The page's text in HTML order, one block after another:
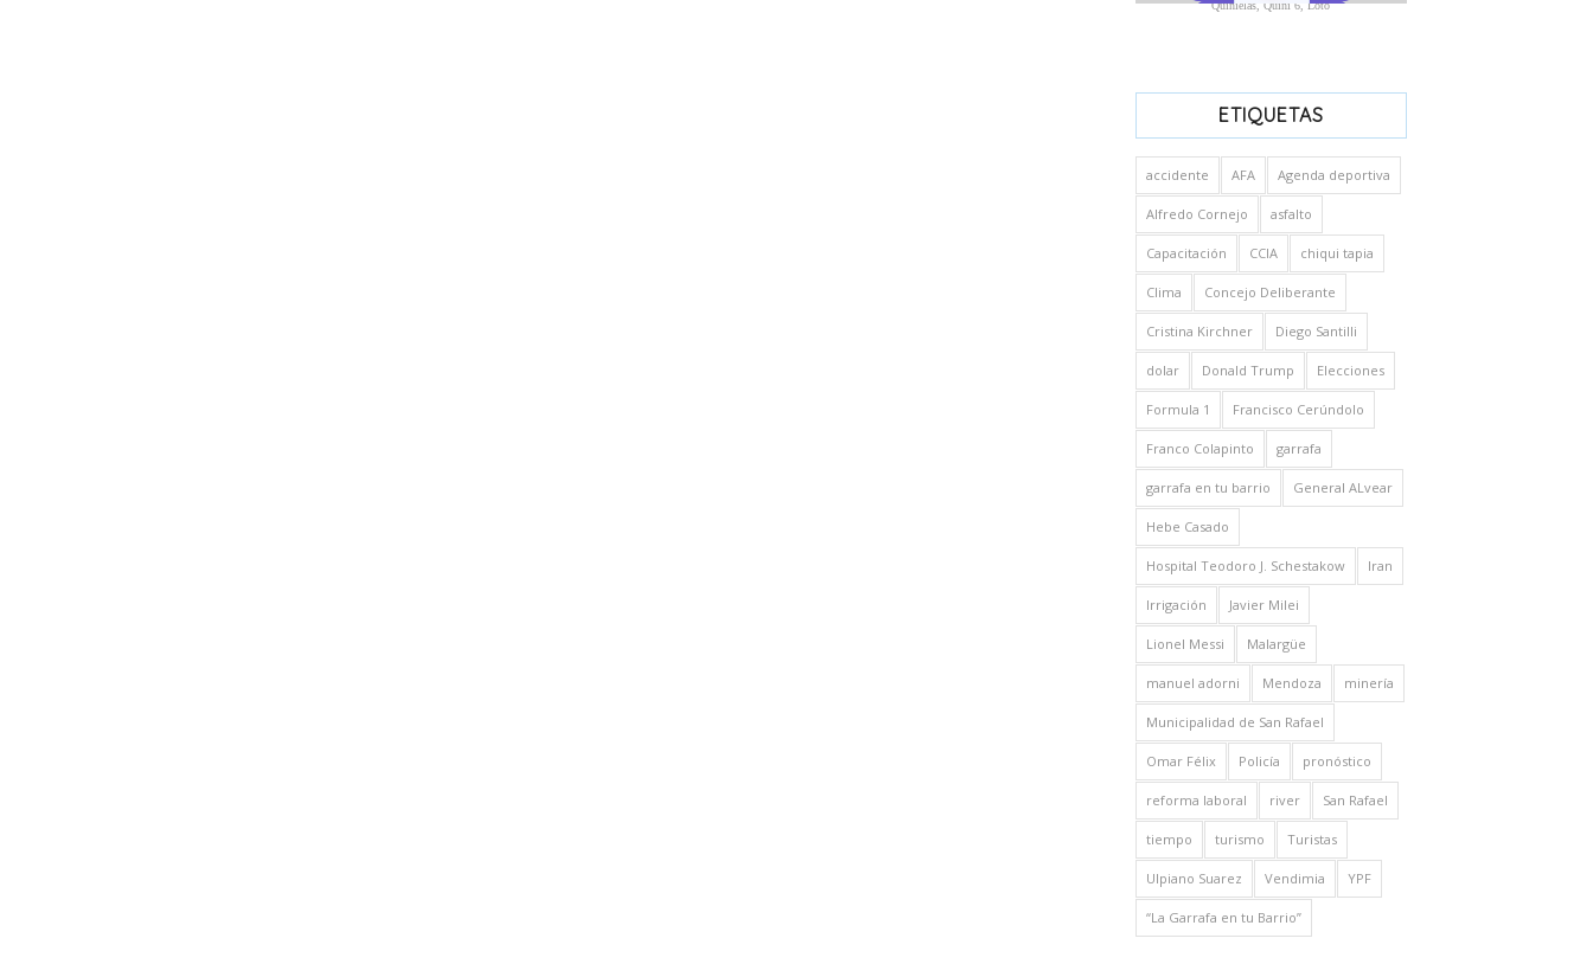
Quinielas, Quini 6, Loto
ETIQUETAS
accidente AFA Agenda deportiva
Alfredo Cornejo asfalto
Capacitación CCIA chiqui tapia
Clima Concejo Deliberante
Cristina Kirchner Diego Santilli
dolar Donald Trump Elecciones
Formula 1 Francisco Cerúndolo
Franco Colapinto garrafa
garrafa en tu barrio General ALvear
Hebe Casado
Hospital Teodoro J. Schestakow Iran
Irrigación Javier Milei
Lionel Messi Malargüe
manuel adorni Mendoza minería
Municipalidad de San Rafael
Omar Félix Policía pronóstico
reforma laboral river San Rafael
tiempo turismo Turistas
Ulpiano Suarez Vendimia YPF
“La Garrafa en tu Barrio”